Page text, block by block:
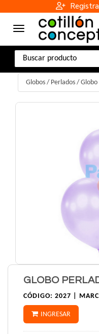
Toggle navigation
Globos / Perlados / Globo
GLOBO
CÓDIGO: 2027 |
INGRESAR